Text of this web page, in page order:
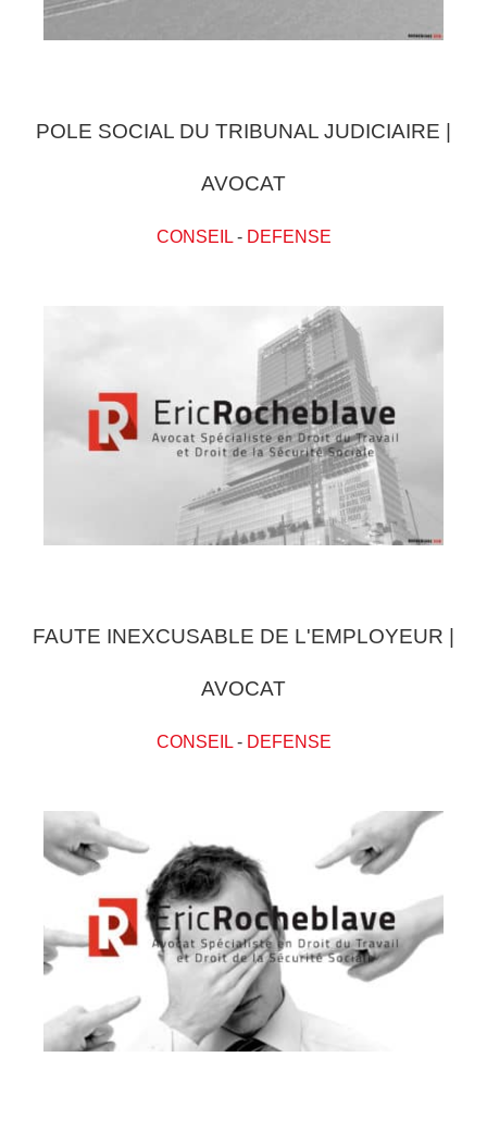
POLE SOCIAL DU TRIBUNAL JUDICIAIRE |
AVOCAT
CONSEIL- DEFENSE
FAUTE INEXCUSABLE DE L'EMPLOYEUR |
AVOCAT
CONSEIL- DEFENSE